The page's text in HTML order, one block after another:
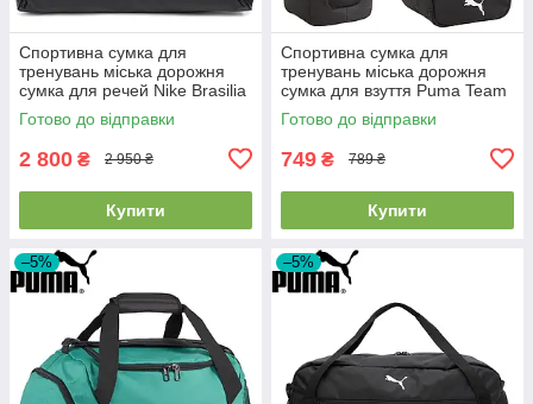
Спортивна сумка для
тренувань міська дорожня
сумка для речей Nike Brasilia
9.5 M Duffel 9.5 60L синя
Готово до відправки
2 800 ₴ 2 950 ₴
Купити
Спортивна сумка для
тренувань міська дорожня
сумка для взуття Puma Team
GOAL Shoe Bag 10L чорна
Готово до відправки
749 ₴ 789 ₴
Купити
–5% –5%